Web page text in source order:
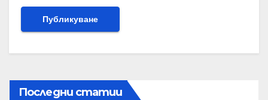
Последни статии